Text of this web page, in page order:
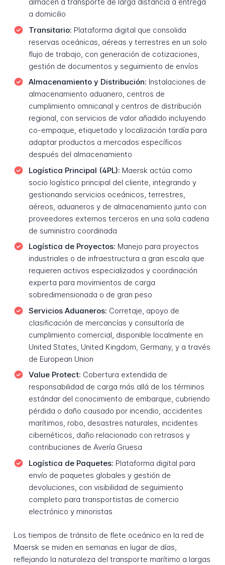
a domicilio
Transitario: Plataforma digital que consolida
reservas oceánicas, aéreas y terrestres en un solo
flujo de trabajo, con generación de cotizaciones,
gestión de documentos y seguimiento de envíos
Almacenamiento y Distribución: Instalaciones de
almacenamiento aduanero, centros de
cumplimiento omnicanal y centros de distribución
regional, con servicios de valor añadido incluyendo
co-empaque, etiquetado y localización tardía para
adaptar productos a mercados específicos
después del almacenamiento
Logística Principal (4PL): Maersk actúa como
socio logístico principal del cliente, integrando y
gestionando servicios oceánicos, terrestres,
aéreos, aduaneros y de almacenamiento junto con
proveedores externos terceros en una sola cadena
de suministro coordinada
Logística de Proyectos: Manejo para proyectos
industriales o de infraestructura a gran escala que
requieren activos especializados y coordinación
experta para movimientos de carga
sobredimensionada o de gran peso
Servicios Aduaneros: Corretaje, apoyo de
clasificación de mercancías y consultoría de
cumplimiento comercial, disponible localmente en
United States, United Kingdom, Germany, y a través
de European Union
Value Protect: Cobertura extendida de
responsabilidad de carga más allá de los términos
estándar del conocimiento de embarque, cubriendo
pérdida o daño causado por incendio, accidentes
marítimos, robo, desastres naturales, incidentes
cibernéticos, daño relacionado con retrasos y
contribuciones de Avería Gruesa
Logística de Paquetes: Plataforma digital para
envío de paquetes globales y gestión de
devoluciones, con visibilidad de seguimiento
completo para transportistas de comercio
electrónico y minoristas
Los tiempos de tránsito de flete oceánico en la red de
Maersk se miden en semanas en lugar de días,
reflejando la naturaleza del transporte marítimo a largas